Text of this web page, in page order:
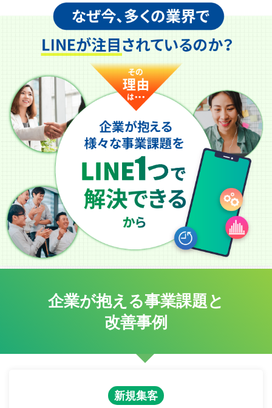
企業が抱える事業課題と
改善事例
新規集客